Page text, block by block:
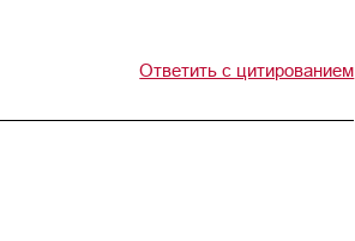
Ответить с цитированием